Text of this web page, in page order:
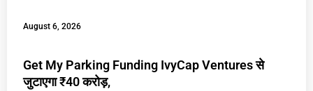
August 6, 2026
Get My Parking Funding IvyCap Ventures से
जुटाएगा ₹40 करोड़,